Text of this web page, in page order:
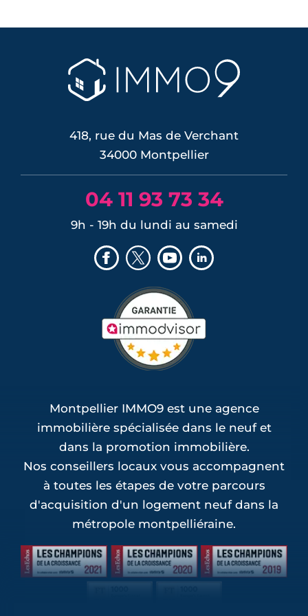
418, rue du Mas de Verchant
34000 Montpellier
04 11 93 73 34
9h - 19h du lundi au samedi
Montpellier IMMO9 est une agence
immobilière spécialisée dans le neuf et
dans la promotion immobilière.
Nos conseillers locaux vous accompagnent
à toutes les étapes de votre parcours
d'acquisition d'un logement neuf dans la
métropole montpelliéraine.